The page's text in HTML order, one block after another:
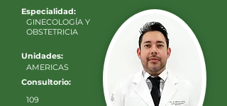
Especialidad:
GINECOLOGÍA Y
OBSTETRICIA
Unidades:
AMERICAS
Consultorio:
109